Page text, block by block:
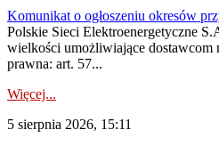
Komunikat o ogłoszeniu okresów
Polskie Sieci Elektroenergetyczne
wielkości umożliwiające dostawcom
prawna: art. 57...
Więcej...
5 sierpnia 2026, 15:11